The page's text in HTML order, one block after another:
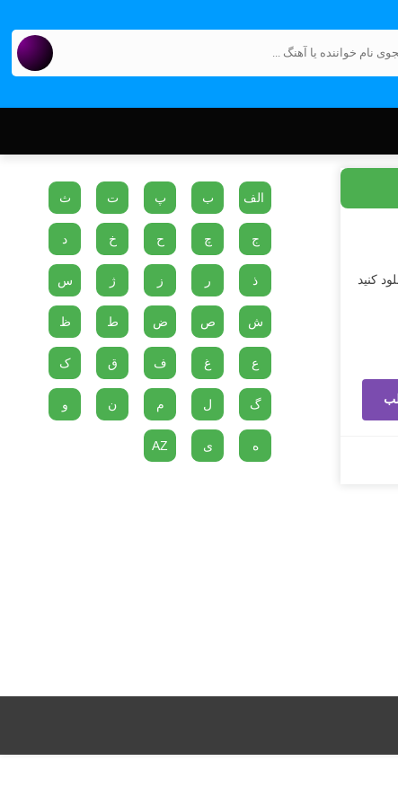
کنید
الف ب پ ت ث
ج چ ح خ د
ذ ر ز ژ س
ش ص ض ط ظ
ع غ ف ق ک
گ ل م ن و
ه ی AZ